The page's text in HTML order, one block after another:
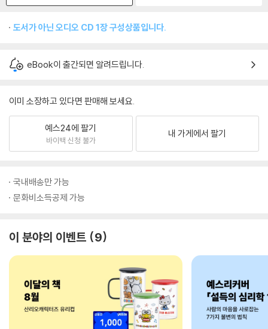
도서가 아닌 오디오 CD 1장 구성상품입니다.
eBook이 출간되면 알려드립니다.
이미 소장하고 있다면 판매해 보세요.
예스24에 팔기
바이백 신청 불가
내 가게에서 팔기
국내배송만 가능
문화비소득공제 가능
이 분야의 이벤트 9